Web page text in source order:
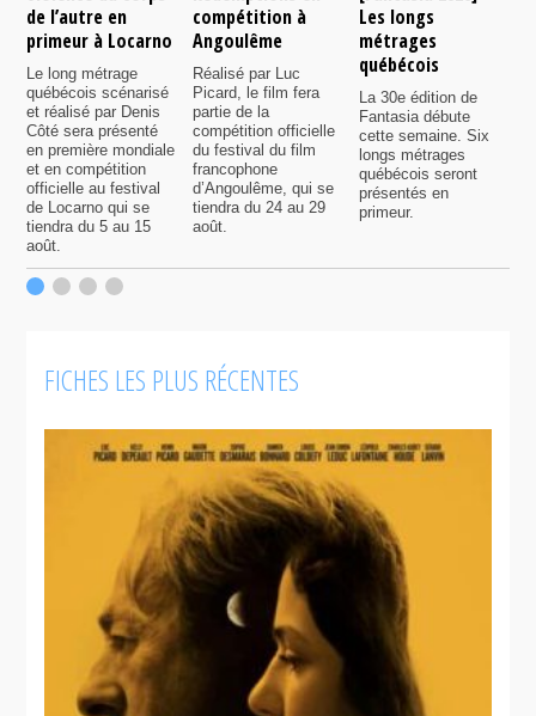
de l’autre en
primeur à Locarno
Le long métrage
québécois scénarisé
et réalisé par Denis
Côté sera présenté
en première mondiale
et en compétition
officielle au festival
de Locarno qui se
tiendra du 5 au 15
août.
compétition à
Angoulême
Réalisé par Luc
Picard, le film fera
partie de la
compétition officielle
du festival du film
francophone
d’Angoulême, qui se
tiendra du 24 au 29
août.
Les longs
métrages
québécois
La 30e édition de
Fantasia débute
cette semaine. Six
longs métrages
québécois seront
présentés en
primeur.
FICHES LES PLUS RÉCENTES